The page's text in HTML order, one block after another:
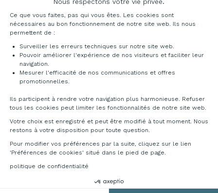
Plateforme de Gestion du Consentement :
Ce que vous faites, pas qui vous êtes. Les cookies sont
nécessaires au bon fonctionnement de notre site web. Ils nous
permettent de :
Surveiller les erreurs techniques sur notre site web.
Pouvoir améliorer l'expérience de nos visiteurs et faciliter leur
navigation.
Mesurer l'efficacité de nos communications et offres
promotionnelles.
Ils participent à rendre votre navigation plus harmonieuse. Refuser
tous les cookies peut limiter les fonctionnalités de notre site web.
Votre choix est enregistré et peut être modifié à tout moment. Nous
restons à votre disposition pour toute question.
Pour modifier vos préférences par la suite, cliquez sur le lien
'Préférences de cookies' situé dans le pied de page.
politique de confidentialité
Axeptio consent
L120 x P80 x H110 cm réf. : TH128
L140 x P80 x H110 cm réf. : TH148
L160 x P80 x H110 cm réf. : TH168
L180 x P80 x H110 cm réf. : TH188
Nuancier
Mélaminé ép. 25 mm (pour la table)
Blanc
Gris
Erable